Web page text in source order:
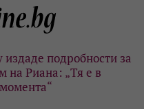
издаде подробности за
на Риана: „Тя е в